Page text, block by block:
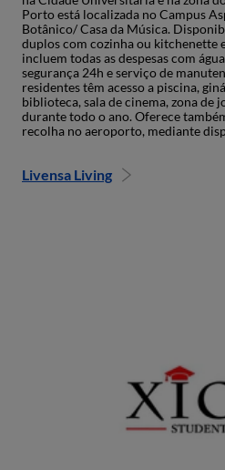
Porto está localizada no Campus
Botânico/ Casa da Música.
duplos com cozinha ou kitchenette
incluem todas as despesas com
segurança 24h e serviço de
residentes têm acesso a piscina,
biblioteca, sala de cinema, zona de
durante todo o ano. Oferece
recolha no aeroporto, mediante
Livensa Living